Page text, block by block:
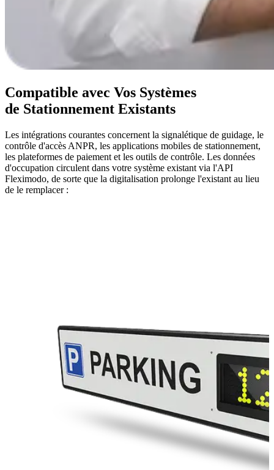
Compatible avec Vos Systèmes
de Stationnement Existants
Les intégrations courantes concernent la signalétique de guidage, le
contrôle d'accès ANPR, les applications mobiles de stationnement,
les plateformes de paiement et les outils de contrôle. Les données
d'occupation circulent dans votre système existant via l'API
Fleximodo, de sorte que la digitalisation prolonge l'existant au lieu
de le remplacer :